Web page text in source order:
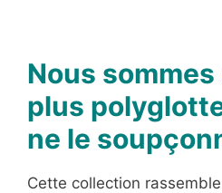
Nous
plus
ne le
Cette collection